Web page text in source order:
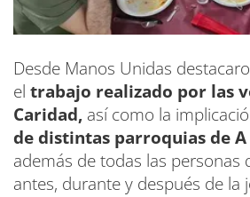
Desde Manos Unidas
el trabajo realizado por las
Caridad, así como la
de distintas parroquias de A
además de todas las personas
antes, durante y después de la